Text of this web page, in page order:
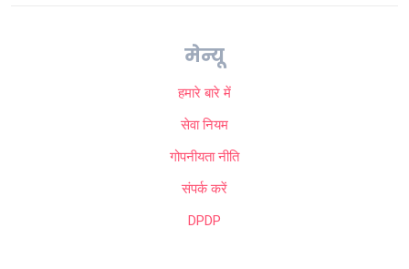
मेन्यू
हमारे बारे में
सेवा नियम
गोपनीयता नीति
संपर्क करें
DPDP